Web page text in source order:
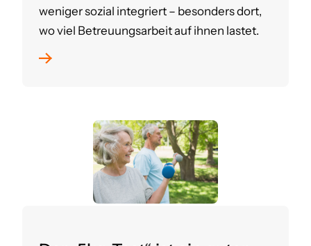
weniger sozial integriert – besonders dort,
wo viel Betreuungsarbeit auf ihnen lastet.